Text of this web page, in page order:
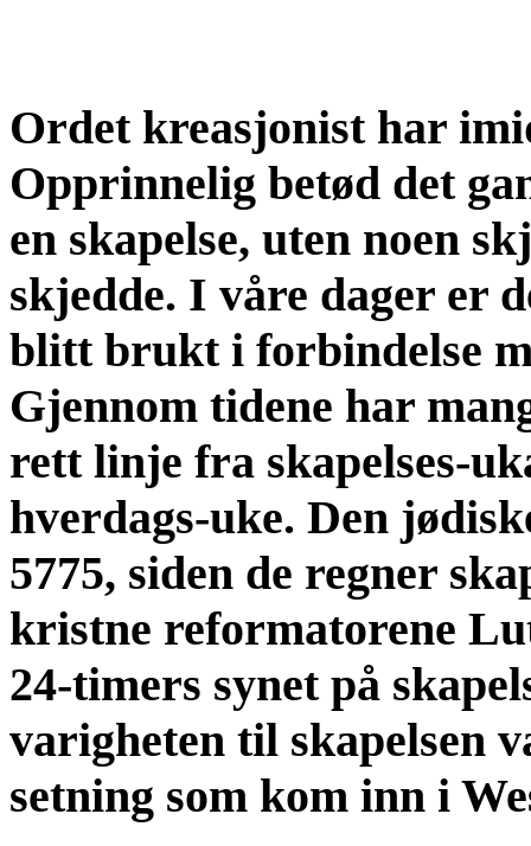
Ordet kreasjonist har
Opprinnelig betød det
en skapelse, uten noen
skjedde. I våre dager er
blitt brukt i forbindelse
Gjennom tidene har
rett linje fra skapelses-
hverdags-uke. Den
5775, siden de regner
kristne reformatorene
24-timers synet på
varigheten til skapelsen
setning som kom inn i